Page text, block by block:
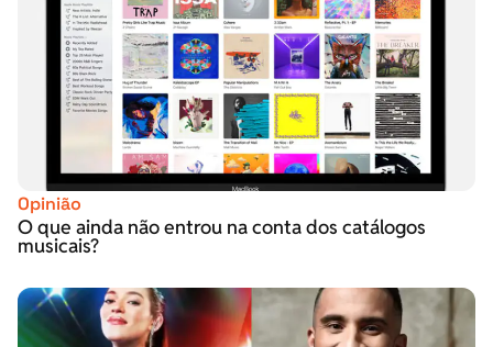
Opinião
O que ainda não entrou na conta dos catálogos
musicais?